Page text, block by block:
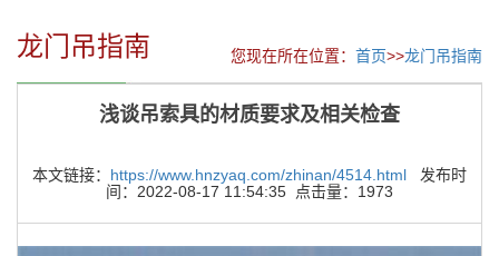
龙门吊指南 您现在所在位置： 首页>>龙门吊指南
浅谈吊索具的材质要求及相关检查
本文链接： https://www.hnzyaq.com/zhinan/4514.html 发布时
间：2022-08-17 11:54:35 点击量：1973